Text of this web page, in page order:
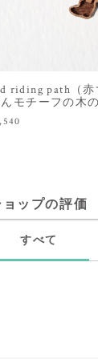
riding path（
んモチーフの木
ョップの評価
すべて